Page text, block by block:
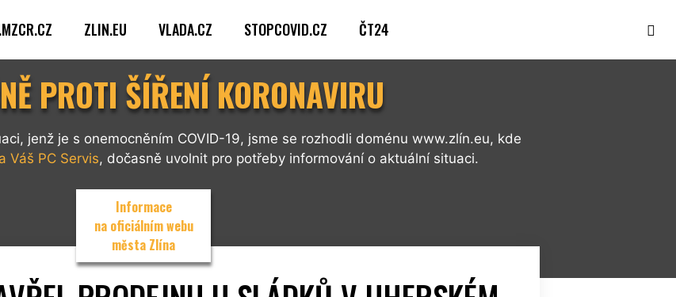
ZLIN.EU VLADA.CZ STOPCOVID.CZ ČT24
PROTI ŠÍŘENÍ KORONAVIRU
jenž je s onemocněním COVID-19, jsme se rozhodli doménu www.zlín.eu, kde
Váš PC Servis, dočasně uvolnit pro potřeby informování o aktuální situaci.
Informace
na oficiálním webu
města Zlína